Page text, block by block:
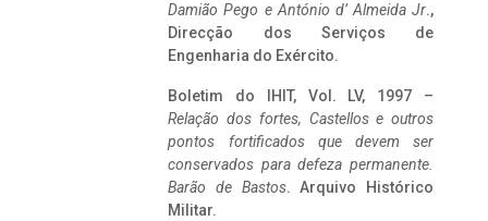
Damião Pego e António d’ Almeida Jr.,
Direcção dos Serviços de
Engenharia do Exército.
Boletim do IHIT, Vol. LV, 1997 –
Relação dos fortes, Castellos e outros
pontos fortificados que devem ser
conservados para defeza permanente.
Barão de Bastos. Arquivo Histórico
Militar.